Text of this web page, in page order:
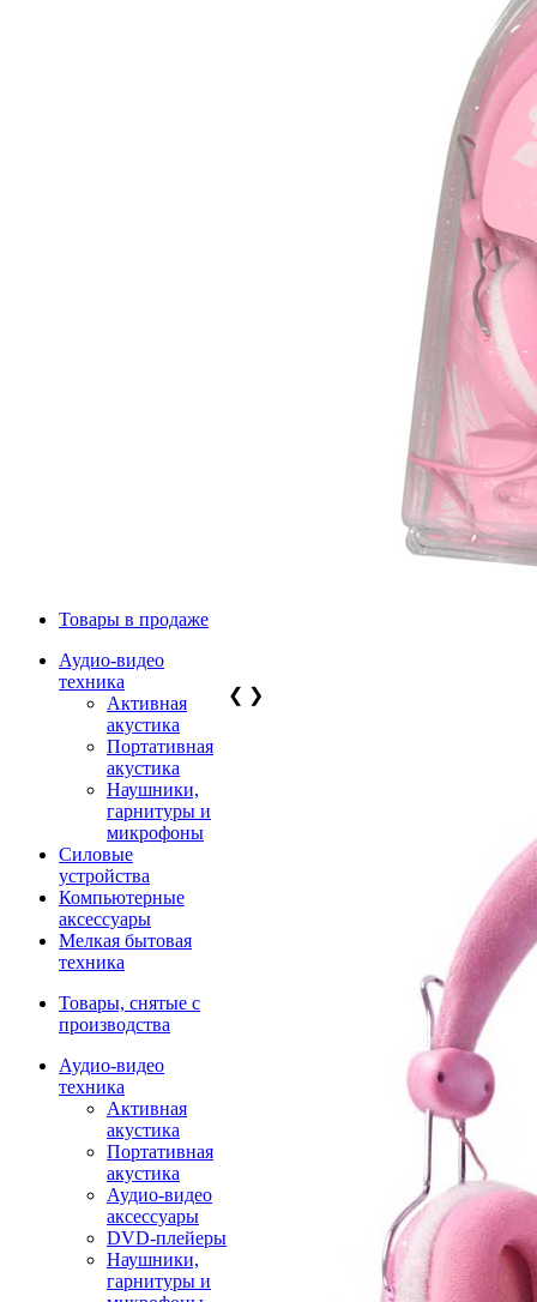
Товары в продаже
Аудио-видео
техника
Активная
акустика
Портативная
акустика
Наушники,
гарнитуры и
микрофоны
Силовые
устройства
Компьютерные
аксессуары
Мелкая бытовая
техника
Товары, снятые с
производства
Аудио-видео
техника
Активная
акустика
Портативная
акустика
Аудио-видео
аксессуары
DVD-плейеры
Наушники,
гарнитуры и
❮ ❯